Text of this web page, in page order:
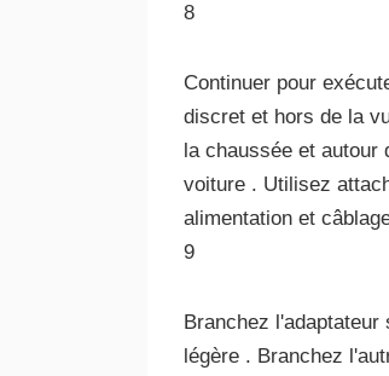
8
Continuer pour
discret et hors de la
la chaussée et autour
voiture . Utilisez
alimentation et
9
Branchez
légère . Branchez